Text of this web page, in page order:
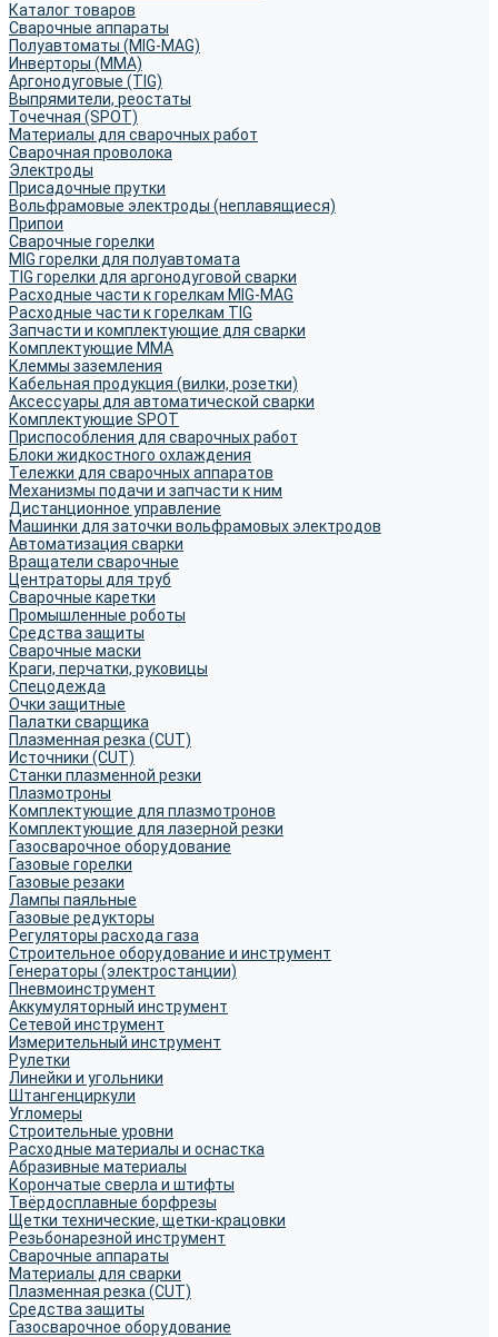
Каталог товаров
Сварочные аппараты
Полуавтоматы (MIG-MAG)
Инверторы (MMA)
Аргонодуговые (TIG)
Выпрямители, реостаты
Точечная (SPOT)
Материалы для сварочных работ
Сварочная проволока
Электроды
Присадочные прутки
Вольфрамовые электроды (неплавящиеся)
Припои
Сварочные горелки
MIG горелки для полуавтомата
TIG горелки для аргонодуговой сварки
Расходные части к горелкам MIG-MAG
Расходные части к горелкам TIG
Запчасти и комплектующие для сварки
Комплектующие ММА
Клеммы заземления
Кабельная продукция (вилки, розетки)
Аксессуары для автоматической сварки
Комплектующие SPOT
Приспособления для сварочных работ
Блоки жидкостного охлаждения
Тележки для сварочных аппаратов
Механизмы подачи и запчасти к ним
Дистанционное управление
Машинки для заточки вольфрамовых электродов
Автоматизация сварки
Вращатели сварочные
Центраторы для труб
Сварочные каретки
Промышленные роботы
Средства защиты
Сварочные маски
Краги, перчатки, руковицы
Спецодежда
Очки защитные
Палатки сварщика
Плазменная резка (CUT)
Источники (CUT)
Станки плазменной резки
Плазмотроны
Комплектующие для плазмотронов
Комплектующие для лазерной резки
Газосварочное оборудование
Газовые горелки
Газовые резаки
Лампы паяльные
Газовые редукторы
Регуляторы расхода газа
Строительное оборудование и инструмент
Генераторы (электростанции)
Пневмоинструмент
Аккумуляторный инструмент
Сетевой инструмент
Измерительный инструмент
Рулетки
Линейки и угольники
Штангенциркули
Угломеры
Строительные уровни
Расходные материалы и оснастка
Абразивные материалы
Корончатые сверла и штифты
Твёрдосплавные борфрезы
Щетки технические, щетки-крацовки
Резьбонарезной инструмент
Сварочные аппараты
Материалы для сварки
Плазменная резка (CUT)
Средства защиты
Газосварочное оборудование